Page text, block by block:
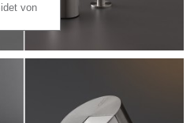
von